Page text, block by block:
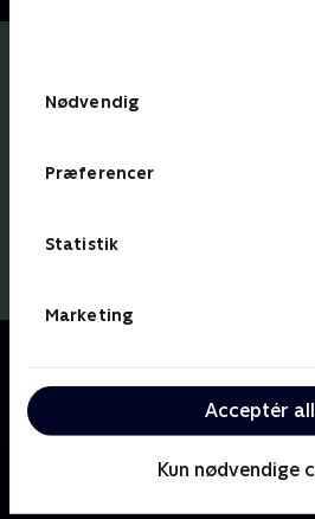
Nødvendig
Præferencer
Statistik
Marketing
Acceptér
Kun nødvendige
Se comedy-serien om venskab,
roommates på Nørrebro.